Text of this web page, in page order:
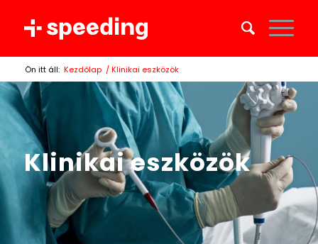
Ön itt áll: Kezdőlap / Klinikai eszközök
Klinikai eszközök